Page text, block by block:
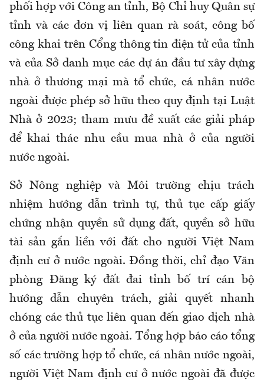
phối hợp với Công an tỉnh, Bộ Chỉ huy Quân sự
tỉnh và các đơn vị liên quan rà soát, công bố
công khai trên Cổng thông tin điện tử của tỉnh
và của Sở danh mục các dự án đầu tư xây dựng
nhà ở thương mại mà tổ chức, cá nhân nước
ngoài được phép sở hữu theo quy định tại Luật
Nhà ở 2023; tham mưu đề xuất các giải pháp
để khai thác nhu cầu mua nhà ở của người
nước ngoài.
Sở Nông nghiệp và Môi trường chịu trách
nhiệm hướng dẫn trình tự, thủ tục cấp giấy
chứng nhận quyền sử dụng đất, quyền sở hữu
tài sản gắn liền với đất cho người Việt Nam
định cư ở nước ngoài. Đồng thời, chỉ đạo Văn
phòng Đăng ký đất đai tỉnh bố trí cán bộ
hướng dẫn chuyên trách, giải quyết nhanh
chóng các thủ tục liên quan đến giao dịch nhà
ở của người nước ngoài. Tổng hợp báo cáo tổng
số các trường hợp tổ chức, cá nhân nước ngoài,
người Việt Nam định cư ở nước ngoài đã được